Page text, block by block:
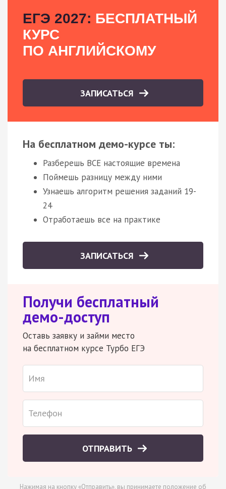
ЕГЭ 2027: БЕСПЛАТНЫЙ
КУРС
ПО АНГЛИЙСКОМУ
ЗАПИСАТЬСЯ
На бесплатном демо-курсе ты:
Разберешь ВСЕ настоящие времена
Поймешь разницу между ними
Узнаешь алгоритм решения заданий 19-
24
Отработаешь все на практике
ЗАПИСАТЬСЯ
Получи бесплатный
демо-доступ
Оставь заявку и займи место
на бесплатном курсе Турбо ЕГЭ
ОТПРАВИТЬ
Нажимая на кнопку «Отправить», вы принимаете положение об